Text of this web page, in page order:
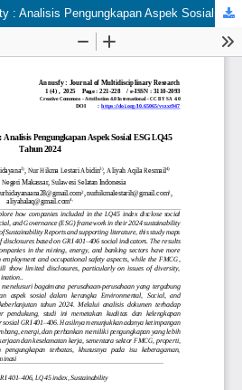
Humanizing Sustainability : Analisis Pengungkapan Aspek Sosial ESG LQ45 Tahun 2024